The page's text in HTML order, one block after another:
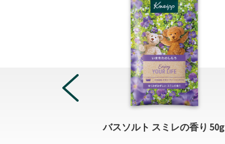
バスソルト スミレの香り 50g